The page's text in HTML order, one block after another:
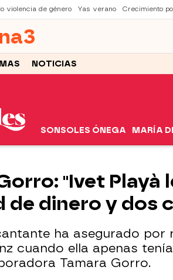
violencia de género Yas verano Crecimiento
3
NOTICIAS
SONSOLES ÓNEGA MARÍA
"Ivet Playà
de dinero y dos
ha asegurado
cuando ella apenas
Tamara Gorro.